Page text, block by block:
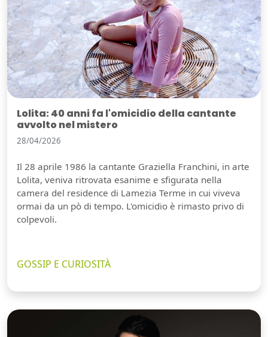
Lolita: 40 anni fa l'omicidio della cantante
avvolto nel mistero
28/04/2026
Il 28 aprile 1986 la cantante Graziella Franchini, in arte
Lolita, veniva ritrovata esanime e sfigurata nella
camera del residence di Lamezia Terme in cui viveva
ormai da un pò di tempo. L'omicidio è rimasto privo di
colpevoli.
GOSSIP E CURIOSITÀ